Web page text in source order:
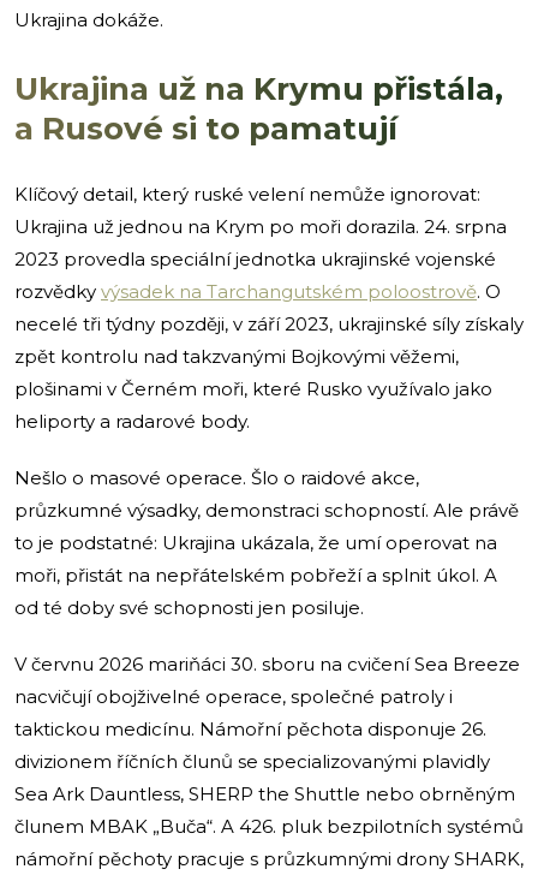
Ukrajina dokáže.
Ukrajina už na Krymu přistála,
a Rusové si to pamatují
Klíčový detail, který ruské velení nemůže ignorovat:
Ukrajina už jednou na Krym po moři dorazila. 24. srpna
2023 provedla speciální jednotka ukrajinské vojenské
rozvědky výsadek na Tarchangutském poloostrově. O
necelé tři týdny později, v září 2023, ukrajinské síly získaly
zpět kontrolu nad takzvanými Bojkovými věžemi,
plošinami v Černém moři, které Rusko využívalo jako
heliporty a radarové body.
Nešlo o masové operace. Šlo o raidové akce,
průzkumné výsadky, demonstraci schopností. Ale právě
to je podstatné: Ukrajina ukázala, že umí operovat na
moři, přistát na nepřátelském pobřeží a splnit úkol. A
od té doby své schopnosti jen posiluje.
V červnu 2026 mariňáci 30. sboru na cvičení Sea Breeze
nacvičují obojživelné operace, společné patroly i
taktickou medicínu. Námořní pěchota disponuje 26.
divizionem říčních člunů se specializovanými plavidly
Sea Ark Dauntless, SHERP the Shuttle nebo obrněným
člunem MBAK „Buča“. A 426. pluk bezpilotních systémů
námořní pěchoty pracuje s průzkumnými drony SHARK,